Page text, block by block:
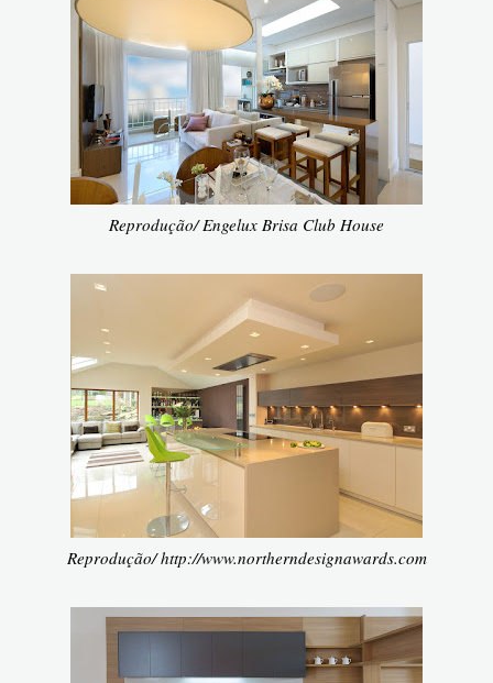
Reprodução/ Engelux Brisa Club House
Reprodução/ http://www.northerndesignawards.com